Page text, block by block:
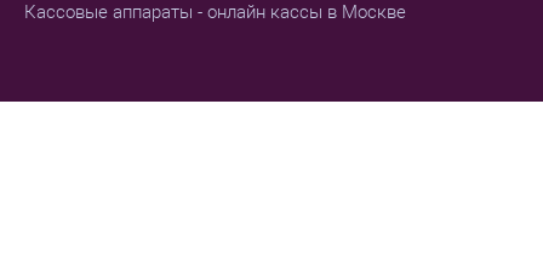
Кассовые аппараты - онлайн кассы в Москве